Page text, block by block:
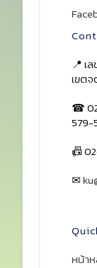
📍 เ
เขต
☎
579-
📠
✉
หน้า